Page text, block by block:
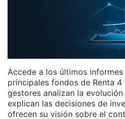
Accede a los últimos
principales fondos de Renta 4
gestores analizan la
explican las decisiones de
ofrecen su visión sobre el